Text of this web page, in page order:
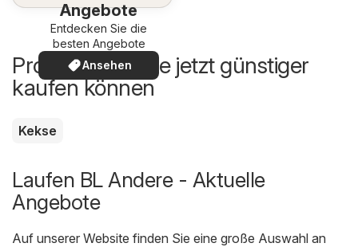
Angebote
Entdecken Sie die
besten Angebote
Ansehen
Produkte, die Sie jetzt günstiger
kaufen können
Kekse
Laufen BL Andere - Aktuelle
Angebote
Auf unserer Website finden Sie eine große Auswahl an